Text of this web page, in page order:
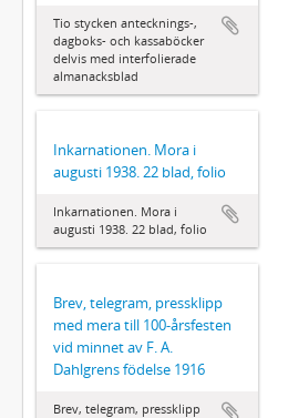
Tio stycken antecknings-,
dagboks- och kassaböcker
delvis med interfolierade
almanacksblad
Inkarnationen. Mora i
augusti 1938. 22 blad, folio
Inkarnationen. Mora i
augusti 1938. 22 blad, folio
Brev, telegram, pressklipp
med mera till 100-årsfesten
vid minnet av F. A.
Dahlgrens födelse 1916
Brev, telegram, pressklipp